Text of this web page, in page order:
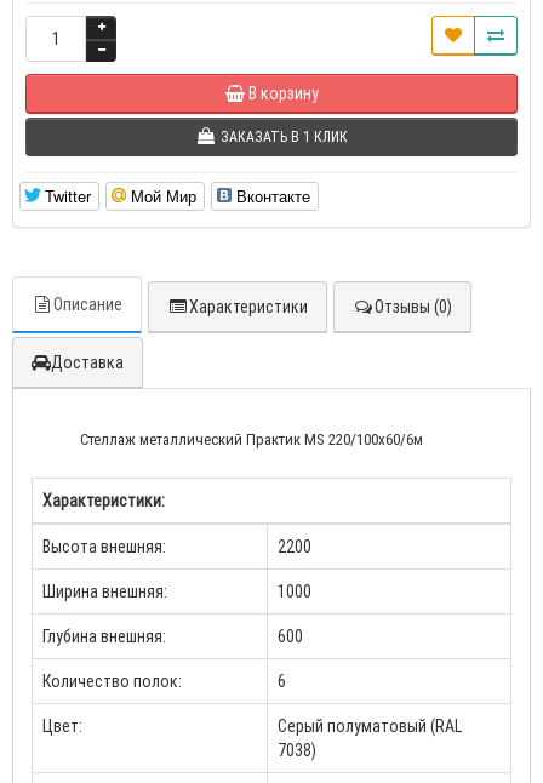
В корзину
ЗАКАЗАТЬ В 1 КЛИК
Twitter Мой Мир Вконтакте
Описание Характеристики Отзывы (0)
Доставка
Стеллаж металлический Практик MS 220/100х60/6м
Характеристики:
Высота внешняя: 2200
Ширина внешняя: 1000
Глубина внешняя: 600
Количество полок: 6
Цвет:
Серый полуматовый (RAL
7038)